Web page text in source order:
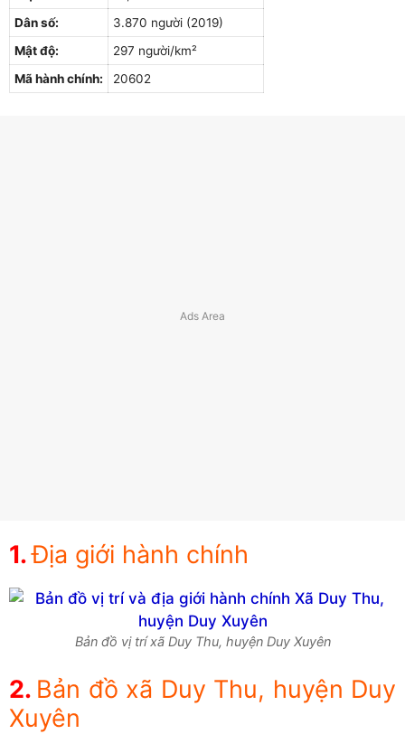
Dân số:
3.870 người (2019)
Mật độ:
297 người/km²
Mã hành chính:
20602
Địa giới hành chính
Bản đồ vị trí xã Duy Thu, huyện Duy Xuyên
Bản đồ xã Duy Thu, huyện Duy
Xuyên